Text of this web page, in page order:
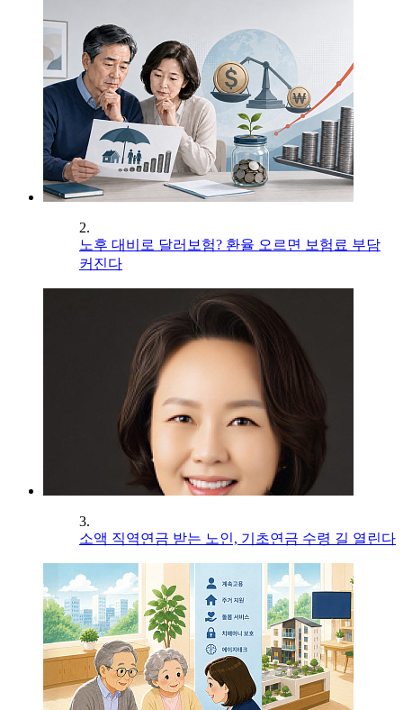
2.
노후 대비로 달러보험? 환율 오르면 보험료 부담
커진다
3.
소액 직역연금 받는 노인, 기초연금 수령 길 열린다